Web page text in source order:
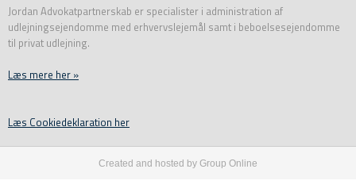
Jordan Advokatpartnerskab er specialister i administration af
udlejningsejendomme med erhvervslejemål samt i beboelsesejendomme
til privat udlejning.
Læs mere her »
​Læs Cookiedeklaration her
Created and hosted by Group Online